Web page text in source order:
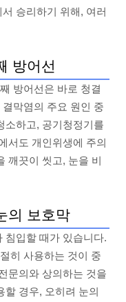
승리하기 위해, 여러
방어선
방어선은 바로 청결
막염의 주요 원인 중
소하고, 공기청정기를
서도 개인위생에 주의
깨끗이 씻고, 눈을 비
의 보호막
침입할 때가 있습니다.
히 사용하는 것이 중
문의와 상의하는 것을
할 경우, 오히려 눈의